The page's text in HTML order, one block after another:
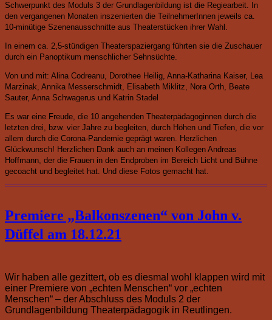
Schwerpunkt des Moduls 3 der Grundlagenbildung ist die Regiearbeit.
In
den vergangenen Monaten inszenierten die TeilnehmerInnen jeweils ca.
10-minütige Szenenausschnitte aus Theaterstücken ihrer Wahl.
In einem ca. 2,5-stündigen Theaterspaziergang führten sie die Zuschauer
durch ein Panoptikum menschlicher Sehnsüchte.
Von und mit: Alina Codreanu, Dorothee Heilig, Anna-Katharina Kaiser, Lea
Marzinak, Annika Messerschmidt, Elisabeth Miklitz, Nora Orth, Beate
Sauter, Anna Schwagerus und Katrin Stadel
Es war eine Freude, die 10 angehenden Theaterpädagoginnen durch die
letzten drei, bzw. vier Jahre zu begleiten, durch Höhen und Tiefen, die vor
allem durch die Corona-Pandemie geprägt waren. Herzlichen
Glückwunsch! Herzlichen Dank auch an meinen Kollegen Andreas
Hoffmann, der die Frauen in den Endproben im Bereich Licht und Bühne
gecoacht und begleitet hat. Und diese Fotos gemacht hat.
Premiere „Balkonszenen“ von John v.
Düffel am 18.12.21
Wir haben alle gezittert, ob es diesmal wohl klappen wird mit
einer Premiere von „echten Menschen“ vor „echten
Menschen“ – der Abschluss des Moduls 2 der
Grundlagenbildung Theaterpädagogik in Reutlingen.